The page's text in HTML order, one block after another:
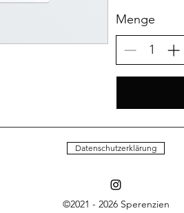
Menge
Datenschutzerklärung
©2021 - 2026 Sperenzien